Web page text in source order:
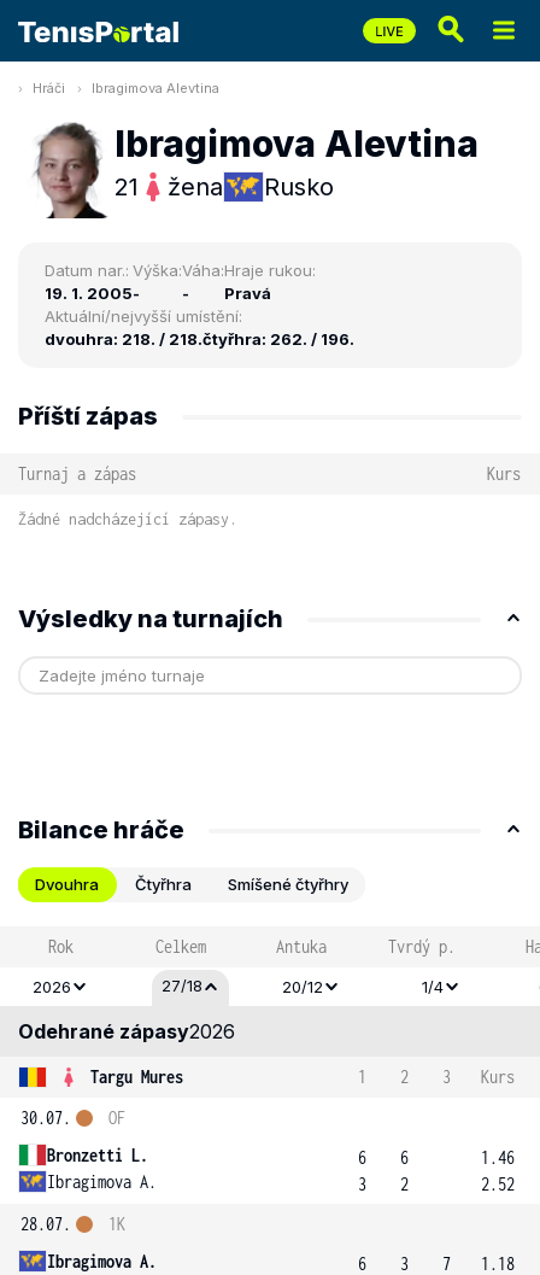
Hráči Ibragimova Alevtina
Ibragimova Alevtina
21 žena Rusko
Datum nar.:
19. 1. 2005
Výška:
-
Váha:
-
Hraje rukou:
Pravá
Aktuální/nejvyšší umístění:
dvouhra: 218. / 218.čtyřhra: 262. / 196.
Příští zápas
Turnaj a zápas Kurs
Žádné nadcházející zápasy.
Výsledky na turnajích
Bilance hráče
Dvouhra Čtyřhra Smíšené čtyřhry
Rok Celkem Antuka Tvrdý p.
2026 27/18 20/12 1/4
Odehrané zápasy2026
Targu Mures 1 2 3
Kurs
30.07.
Bronzetti L.
Ibragimova A.
OF
6
3
6
2
1.46
2.52
28.07.
Ibragimova A.
1K
6
3
7
1.18